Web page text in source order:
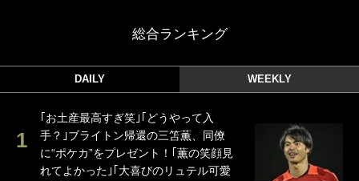
総合ランキング
DAILY WEEKLY
｢お土産最高すぎ笑｣｢どうやって入
手？｣ブライトン帰還の三笘薫、同僚
に“ポケカ”をプレゼント！｢薫の笑顔見
れてよかった｣｢大喜びのリュテル可愛